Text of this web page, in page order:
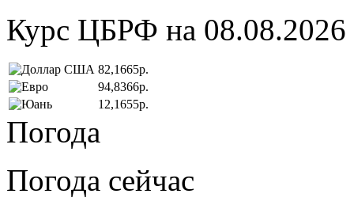
Курс ЦБРФ на 08.08.2026
82,1665р.
94,8366р.
12,1655р.
Погода
Погода сейчас